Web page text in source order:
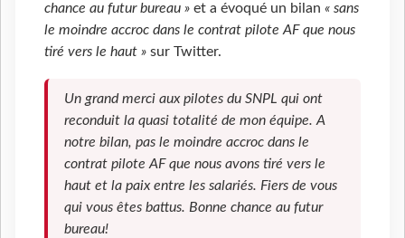
chance au futur bureau » et a évoqué un bilan « sans
le moindre accroc dans le contrat pilote AF que nous
tiré vers le haut » sur Twitter.
Un grand merci aux pilotes du SNPL qui ont
reconduit la quasi totalité de mon équipe. A
notre bilan, pas le moindre accroc dans le
contrat pilote AF que nous avons tiré vers le
haut et la paix entre les salariés. Fiers de vous
qui vous êtes battus. Bonne chance au futur
bureau!